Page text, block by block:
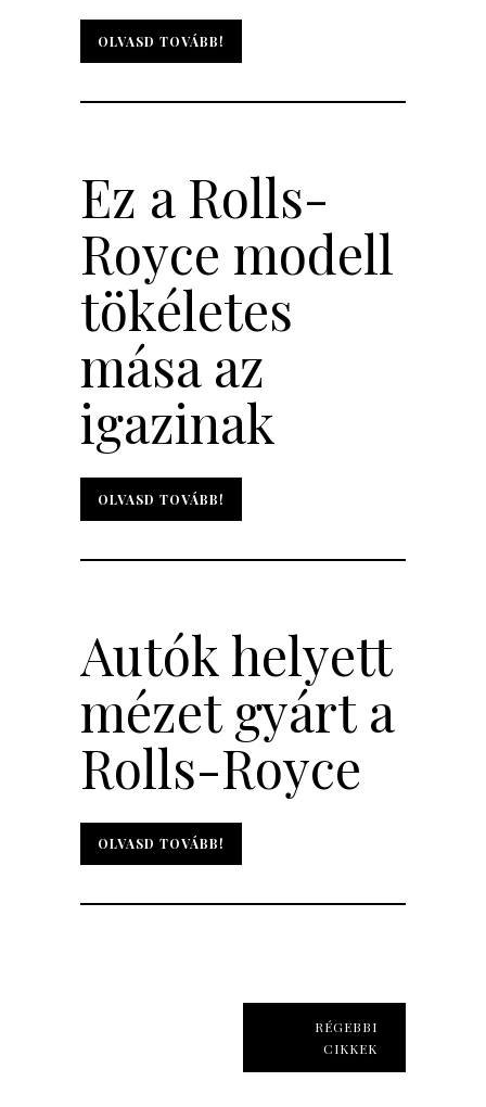
OLVASD TOVÁBB!
OLVASD TOVÁBB!
Ez a Rolls-
Royce modell
tökéletes
mása az
igazinak
OLVASD TOVÁBB!
OLVASD TOVÁBB!
Autók helyett
mézet gyárt a
Rolls-Royce
OLVASD TOVÁBB!
OLVASD TOVÁBB!
RÉGEBBI
CIKKEK